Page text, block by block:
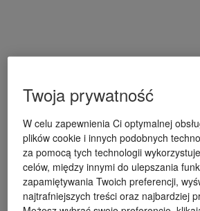
Twoja prywatność
W celu zapewnienia Ci optymalnej
plików cookie i innych podobnych
za pomocą tych technologii
celów, między innymi do ulepszania
zapamiętywania Twoich preferencji,
najtrafniejszych treści oraz najbardziej